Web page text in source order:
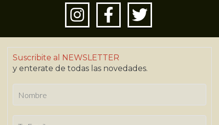
Suscribite al NEWSLETTER
y enterate de todas las novedades.